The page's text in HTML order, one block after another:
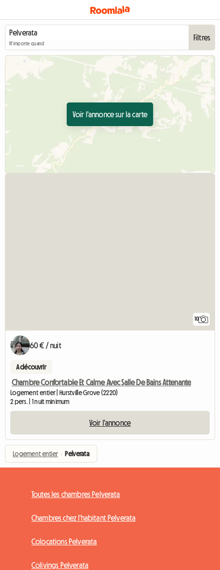
N'importe quand
Filtres
Voir l'annonce sur la carte
10
60 € / nuit
A découvrir
Chambre Confortable Et Calme Avec Salle De Bains Attenante
Logement entier | Hurstville Grove (2220)
2 pers. | 1 nuit minimum
Voir l'annonce
Logement entier › Pelverata
Toutes les chambres Pelverata
Chambres chez l'habitant Pelverata
Colocations Pelverata
Colivings Pelverata